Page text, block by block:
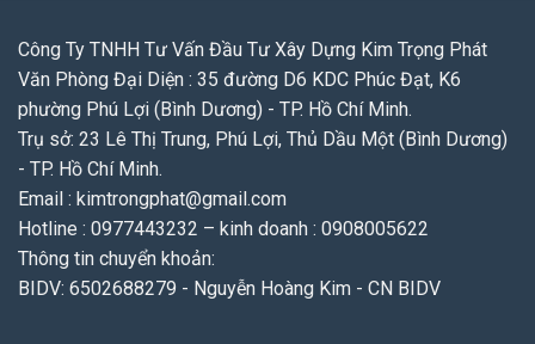
Công Ty TNHH Tư Vấn Đầu Tư Xây Dựng Kim Trọng Phát
Văn Phòng Đại Diện : 35 đường D6 KDC Phúc Đạt, K6
phường Phú Lợi (Bình Dương) - TP. Hồ Chí Minh.
Trụ sở: 23 Lê Thị Trung, Phú Lợi, Thủ Dầu Một (Bình Dương)
- TP. Hồ Chí Minh.
Email : kimtrongphat@gmail.com
Hotline : 0977443232 – kinh doanh : 0908005622
Thông tin chuyển khoản:
BIDV: 6502688279 - Nguyễn Hoàng Kim - CN BIDV